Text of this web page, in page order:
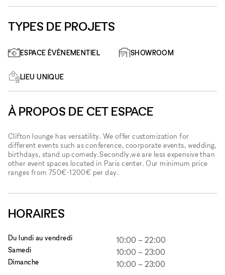
TYPES DE PROJETS
ESPACE ÉVÉNEMENTIEL SHOWROOM
LIEU UNIQUE
À PROPOS DE CET ESPACE
Clifton lounge has versatility. We offer customization for
different events such as conference, coorporate events, wedding,
birthdays, stand up comedy.Secondly,we are less expensive than
other event spaces located in Paris center. Our minimum price
ranges from 750€-1200€ per day.
HORAIRES
Du lundi au vendredi 10:00 – 22:00
Samedi 10:00 – 23:00
Dimanche 10:00 – 23:00